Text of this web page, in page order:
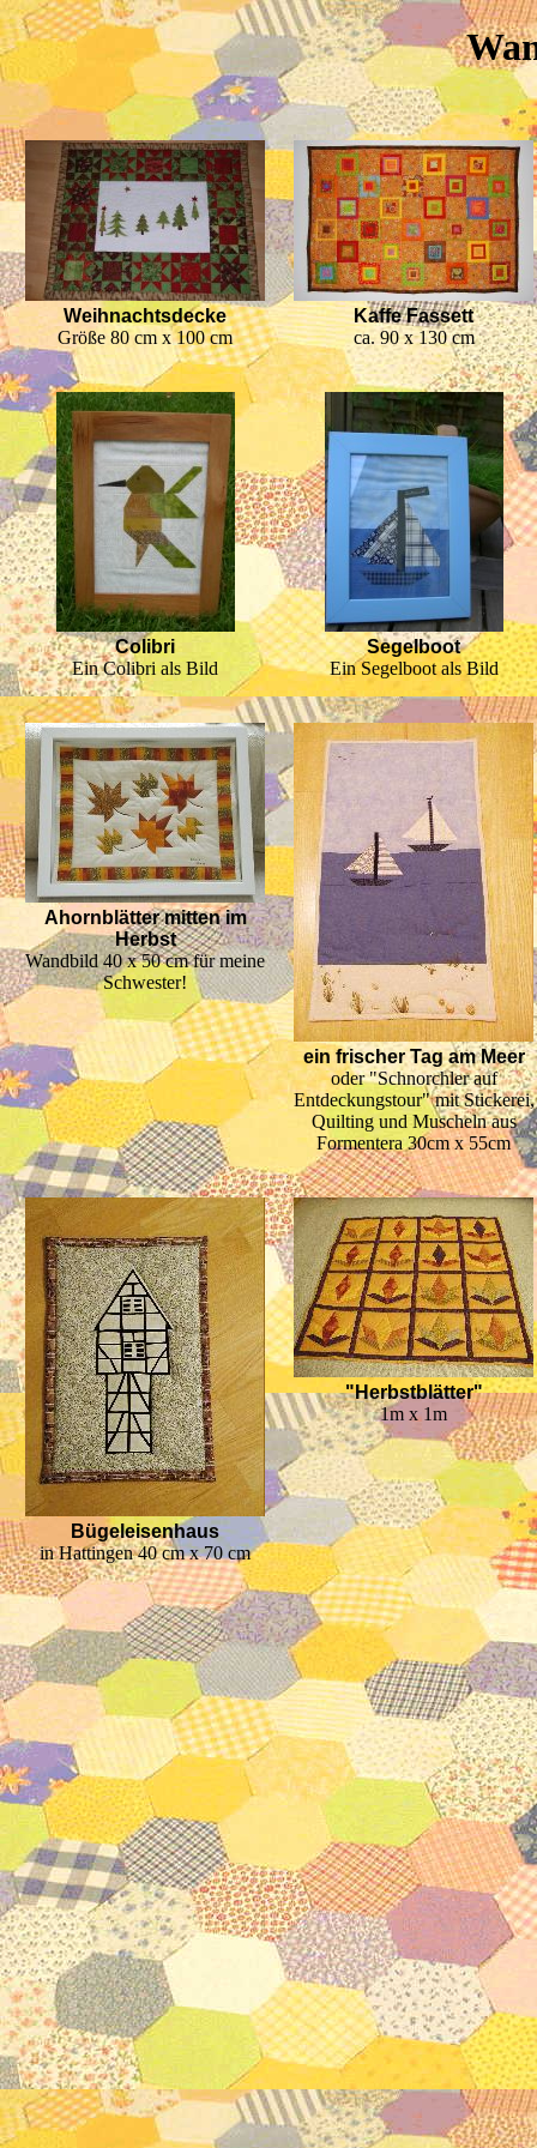
Weihnachtsdecke
Größe 80 cm x 100 cm
Kaffe Fassett
ca. 90 x 130 cm
Colibri
Ein Colibri als Bild
Segelboot
Ein Segelboot als Bild
Ahornblätter mitten im
Herbst
Wandbild 40 x 50 cm für meine
Schwester!
ein frischer Tag am Meer
oder "Schnorchler auf
Entdeckungstour" mit Stickerei,
Quilting und Muscheln aus
Formentera 30cm x 55cm
Bügeleisenhaus
in Hattingen 40 cm x 70 cm
"Herbstblätter"
1m x 1m